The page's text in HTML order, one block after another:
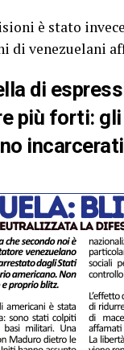
è stato
di venezuelani
di
più forti: